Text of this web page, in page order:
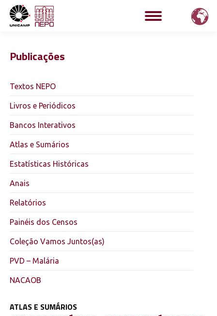
Publicações
Textos NEPO
Livros e Periódicos
Bancos Interativos
Atlas e Sumários
Estatísticas Históricas
Anais
Relatórios
Painéis dos Censos
Coleção Vamos Juntos(as)
PVD – Malária
NACAOB
ATLAS E SUMÁRIOS